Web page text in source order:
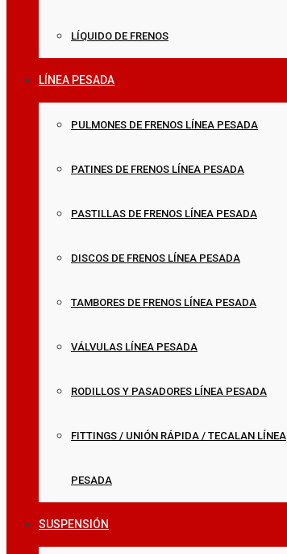
LÍQUIDO DE FRENOS
LÍNEA PESADA
PULMONES DE FRENOS LÍNEA PESADA
PATINES DE FRENOS LÍNEA PESADA
PASTILLAS DE FRENOS LÍNEA PESADA
DISCOS DE FRENOS LÍNEA PESADA
TAMBORES DE FRENOS LÍNEA PESADA
VÁLVULAS LÍNEA PESADA
RODILLOS Y PASADORES LÍNEA PESADA
FITTINGS / UNIÓN RÁPIDA / TECALAN LÍNEA
PESADA
SUSPENSIÓN